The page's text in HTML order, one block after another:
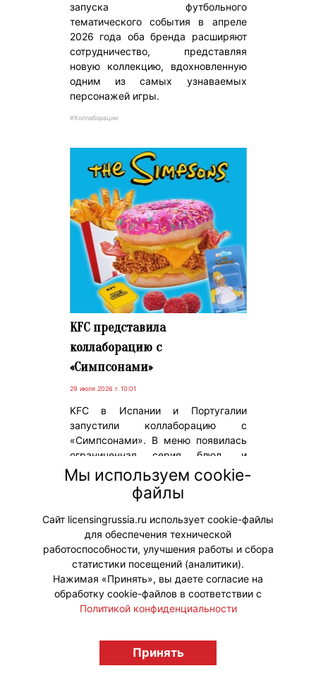
запуска футбольного
тематического события в апреле
2026 года оба бренда расширяют
сотрудничество, представляя
новую коллекцию, вдохновленную
одним из самых узнаваемых
персонажей игры.
#Коллаборации
KFC представила
коллаборацию с
«Симпсонами»
29 июля 2026 г. 10:01
KFC в Испании и Португалии
запустили коллаборацию с
«Симпсонами». В меню появилась
ограниченная серия блюд, и
наибольший интерес вызывает,
бесспорно, бургер с розовыми
глазированными пончиками вместо
булочек.
#Коллаборации
licensingrussia.ru, 2009-2026 12+
Мы используем cookie-
файлы
Сайт licensingrussia.ru использует cookie-файлы
для обеспечения технической
работоспособности, улучшения работы и сбора
статистики посещений (аналитики).
Нажимая «Принять», вы даете согласие на
обработку cookie-файлов в соответствии с
Политикой конфиденциальности
Принять